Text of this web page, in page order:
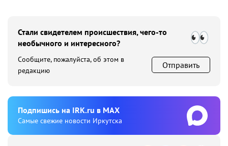
Стали свидетелем происшествия, чего-то
необычного и интересного?
Сообщите, пожалуйста, об этом в
редакцию
Отправить
Подпишиcь на IRK.ru в MAX
Cамые свежие новости Иркутска